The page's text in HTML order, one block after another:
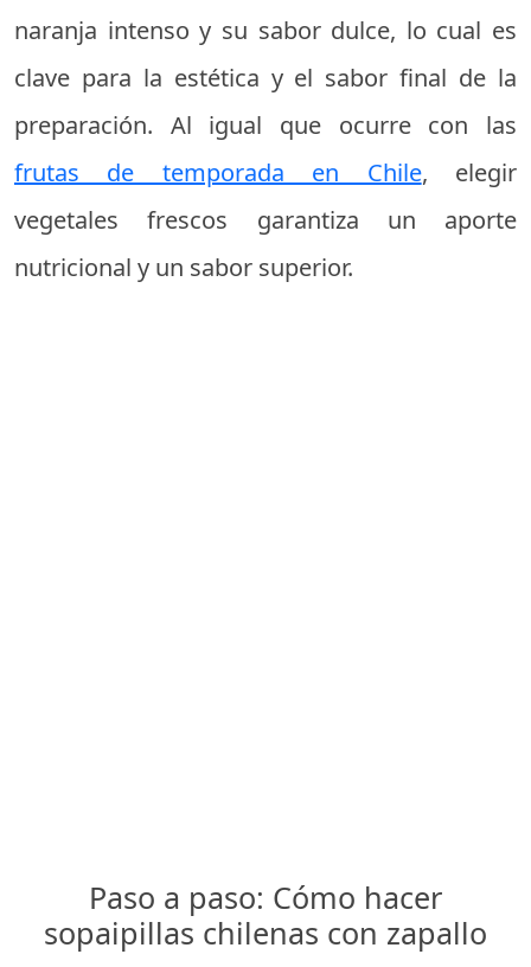
naranja intenso y su sabor dulce, lo cual es
clave para la estética y el sabor final de la
preparación. Al igual que ocurre con las
frutas de temporada en Chile, elegir
vegetales frescos garantiza un aporte
nutricional y un sabor superior.
Paso a paso: Cómo hacer
sopaipillas chilenas con zapallo